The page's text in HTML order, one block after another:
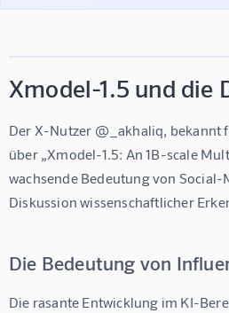
Xmodel-1.5 und
Der X-Nutzer @_akhaliq, bekannt
über „Xmodel-1.5: An 1B-scale
wachsende Bedeutung von
Diskussion wissenschaftlicher
Die Bedeutung von
Die rasante Entwicklung im KI-